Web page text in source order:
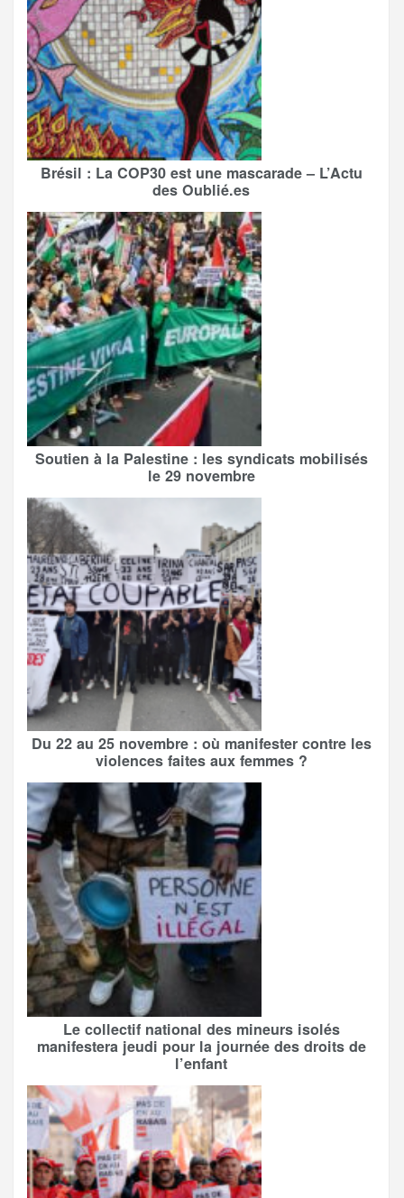
Brésil : La COP30 est une mascarade – L’Actu
des Oublié.es
Soutien à la Palestine : les syndicats mobilisés
le 29 novembre
Du 22 au 25 novembre : où manifester contre les
violences faites aux femmes ?
Le collectif national des mineurs isolés
manifestera jeudi pour la journée des droits de
l’enfant